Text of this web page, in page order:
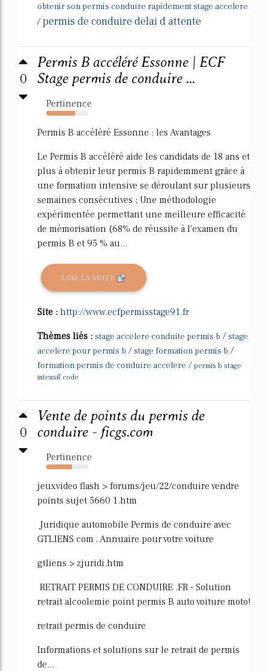
obtenir son permis conduire rapidement stage accelere
/permis de conduire delai d attente
0
Permis B accéléré Essonne | ECF
Stage permis de conduire ...
Pertinence
68%
Permis B accéléré Essonne : les Avantages
Le Permis B accéléré aide les candidats de 18 ans et
plus à obtenir leur permis B rapidemment grâce à
une formation intensive se déroulant sur plusieurs
semaines consécutives ; Une méthodologie
expérimentée permettant une meilleure efficacité
de mémorisation (68% de réussite à l'examen du
permis B et 95 % au...
LIRE LA SUITE
Site : http://www.ecfpermisstage91.fr
Thèmes liés : stage accelere conduite permis b /stage
accelere pour permis b /stage formation permis b /
formation permis de conduire accelere / permis b stage
intensif code
0
Vente de points du permis de
conduire - ficgs.com
Pertinence
61%
jeuxvideo flash > forums/jeu/22/conduire vendre
points sujet 5660 1.htm
Juridique automobile Permis de conduire avec
GTLIENS com , Annuaire pour votre voiture
gtliens > zjuridi.htm
RETRAIT PERMIS DE CONDUIRE .FR - Solution
retrait alcoolemie point permis B auto voiture moto!
retrait permis de conduire
Informations et solutions sur le retrait de permis
de...